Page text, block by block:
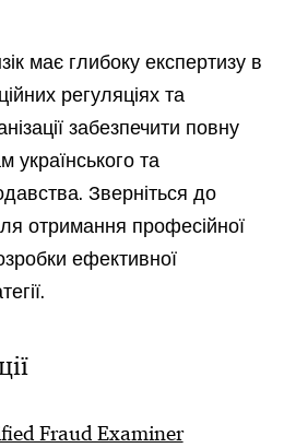
має глибоку експертизу в
регуляціях та
забезпечити повну
українського та
Зверніться до
отримання професійної
ефективної
Fraud Examiner